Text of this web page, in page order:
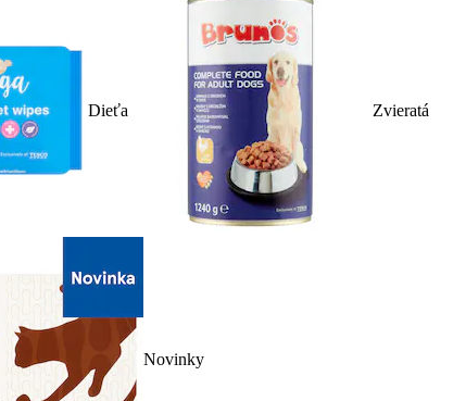
Dieťa Zvieratá
Novinky